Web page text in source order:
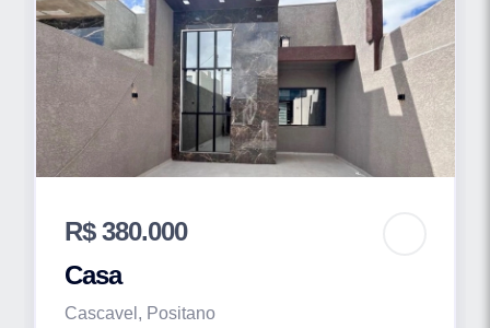
R$ 380.000
Casa
Cascavel, Positano